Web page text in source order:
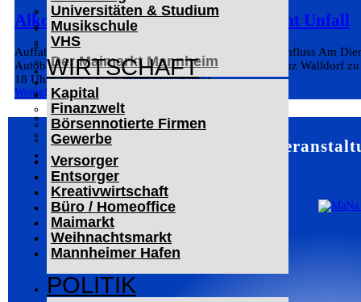
Universitäten & Studium
Musikschule
VHS
WIRTSCHAFT
Kapital
Finanzwelt
Börsennotierte Firmen
Gewerbe
Versorger
Entsorger
Kreativwirtschaft
Büro / Homeoffice
Maimarkt
Weihnachtsmarkt
Mannheimer Hafen
POLITIK
Der Mannheimer Wasserturm
Das Technoseum Mannheim
Die Alte Feuerwache
Der Maimarkt Mannheim
LESERBRIEFE
ARCHIV
Das Neueste
Leitartikel
WERBUNG
Alkoholisierter Lkw-Fahrer verursacht Unfall
Auffahrunfall auf der A6: Lkw-Fahrer unter Alkoholeinfluss Am
Autobahndreieck Hockenheim und dem Autobahnkreuz Walldorf
18 Uhr war ein 41-jähriger Lkw-Fahrer...
Weiterlesen
Mannheim –